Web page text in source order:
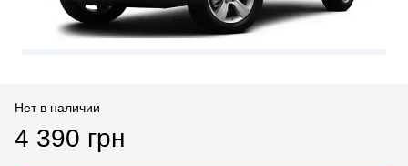
Нет в наличии
4 390 грн